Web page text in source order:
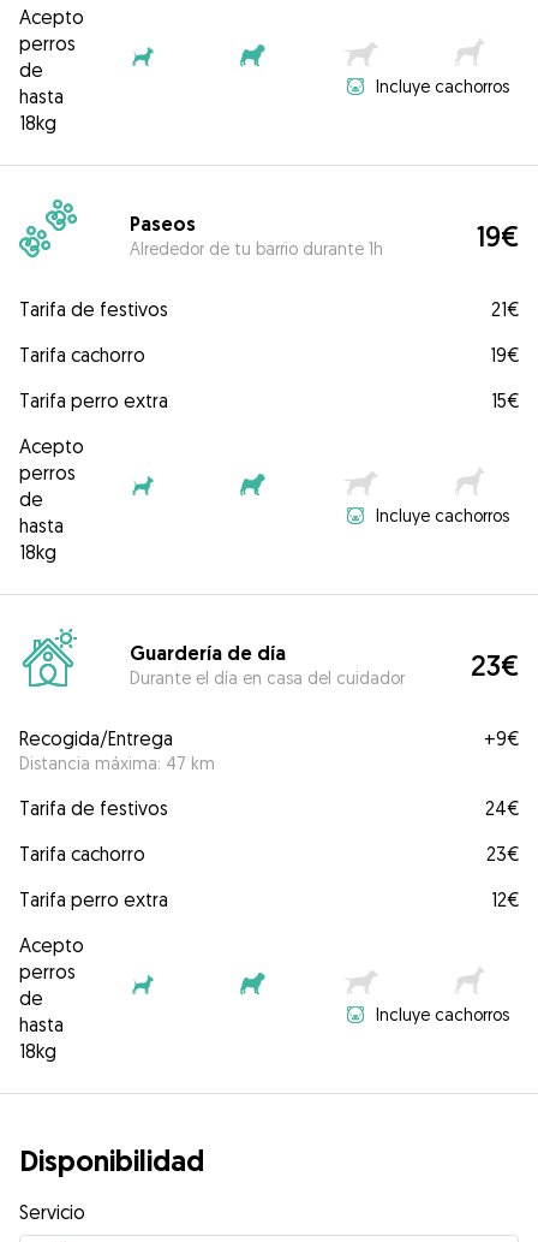
Acepto
perros
de
hasta
18kg
Incluye cachorros
Paseos
Alrededor de tu barrio durante 1h 19€
Tarifa de festivos
21€
Tarifa cachorro
19€
Tarifa perro extra
15€
Acepto
perros
de
hasta
18kg
Incluye cachorros
Guardería de día
Durante el día en casa del cuidador 23€
Recogida/Entrega
Distancia máxima: 47 km
+9€
Tarifa de festivos
24€
Tarifa cachorro
23€
Tarifa perro extra
12€
Acepto
perros
de
hasta
18kg
Incluye cachorros
Disponibilidad
Servicio